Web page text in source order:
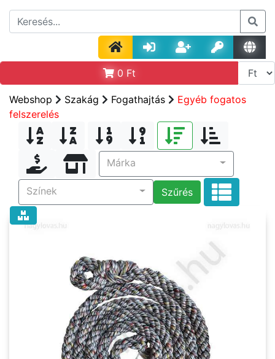
0 Ft
Webshop Szakág Fogathajtás
Egyéb fogatos
felszerelés
Márka
Színek Szűrés